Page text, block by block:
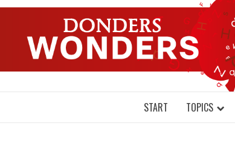
WETENSCHAP // ON BRAINS AND
START TOPICS